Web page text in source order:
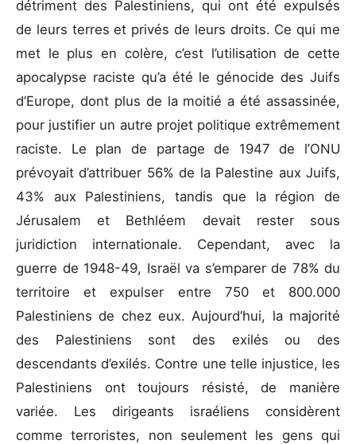
détriment des Palestiniens, qui ont été expulsés
de leurs terres et privés de leurs droits. Ce qui me
met le plus en colère, c’est l’utilisation de cette
apocalypse raciste qu’a été le génocide des Juifs
d’Europe, dont plus de la moitié a été assassinée,
pour justifier un autre projet politique extrêmement
raciste. Le plan de partage de 1947 de l’ONU
prévoyait d’attribuer 56% de la Palestine aux Juifs,
43% aux Palestiniens, tandis que la région de
Jérusalem et Bethléem devait rester sous
juridiction internationale. Cependant, avec la
guerre de 1948-49, Israël va s’emparer de 78% du
territoire et expulser entre 750 et 800.000
Palestiniens de chez eux. Aujourd’hui, la majorité
des Palestiniens sont des exilés ou des
descendants d’exilés. Contre une telle injustice, les
Palestiniens ont toujours résisté, de manière
variée. Les dirigeants israéliens considèrent
comme terroristes, non seulement les gens qui